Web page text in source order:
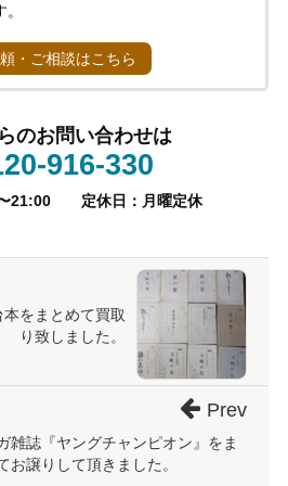
・ご相談はこちら
のお問い合わせは
916-330
21:00 定休日：月曜定休
本をまとめて買取
り致しました。
雑誌『ヤングチャンピオン』をま
お譲りして頂きました。
Prev